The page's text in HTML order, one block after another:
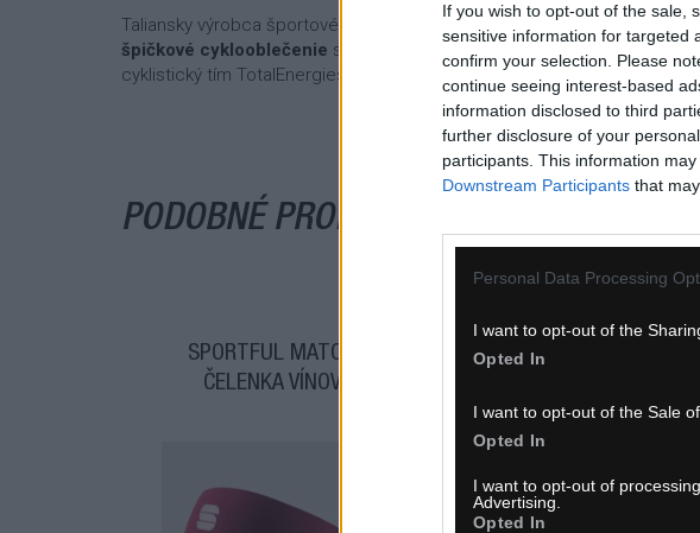
If you wish to opt-out of the sale,
sensitive information for targeted
confirm your selection. Please
continue seeing interest-based
information disclosed to third
further disclosure of your
participants. This information
Downstream Participants that
Personal Data Processing
I want to opt-out of the
Opted In
I want to opt-out of the Sale
Opted In
I want to opt-out of
Advertising.
Opted In
Taliansky výrobca športového oblečenia (bežecké lyžovanie, cyklistika,
špičkové cyklooblečenie spolupracuje firma s profesionálnymi
cyklistický tím TotalEnergies, v ktorom jazdí
Peter Sagan
PODOBNÉ PRODUKTY
SPORTFUL MATCHY
ČELENKA VÍNOVÁ
SPORTFUL MATCHY